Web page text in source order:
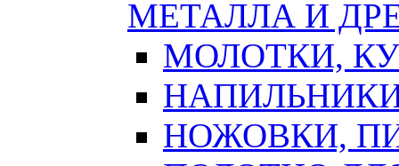
МЕТАЛЛА И
МОЛОТКИ,
НОЖОВКИ,